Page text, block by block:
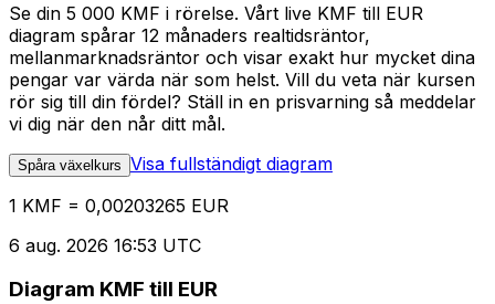
Se din 5 000 KMF i rörelse. Vårt live KMF till EUR
diagram spårar 12 månaders realtidsräntor,
mellanmarknadsräntor och visar exakt hur mycket dina
pengar var värda när som helst. Vill du veta när kursen
rör sig till din fördel? Ställ in en prisvarning så meddelar
vi dig när den når ditt mål.
Spåra växelkurs Visa fullständigt diagram
1 KMF = 0,00203265 EUR
6 aug. 2026 16:53 UTC
Diagram KMF till EUR